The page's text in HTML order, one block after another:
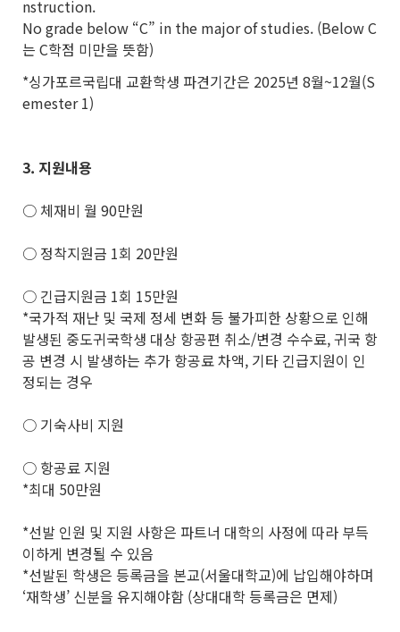
nstruction.
No grade below “C” in the major of studies. (Below C
는 C학점 미만을 뜻함)
*싱가포르국립대 교환학생 파견기간은 2025년 8월~12월(S
emester 1)
3. 지원내용
○ 체재비 월 90만원
○ 정착지원금 1회 20만원
○ 긴급지원금 1회 15만원
*국가적 재난 및 국제 정세 변화 등 불가피한 상황으로 인해
발생된 중도귀국학생 대상 항공편 취소/변경 수수료, 귀국 항
공 변경 시 발생하는 추가 항공료 차액, 기타 긴급지원이 인
정되는 경우
○ 기숙사비 지원
○ 항공료 지원
*최대 50만원
*선발 인원 및 지원 사항은 파트너 대학의 사정에 따라 부득
이하게 변경될 수 있음
*선발된 학생은 등록금을 본교(서울대학교)에 납입해야하며
‘재학생’ 신분을 유지해야함 (상대대학 등록금은 면제)